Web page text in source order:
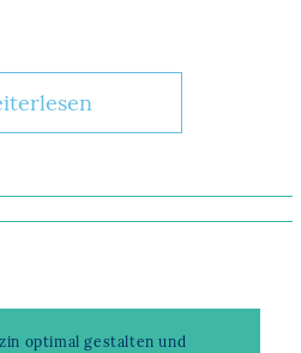
optimal gestalten und